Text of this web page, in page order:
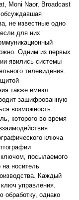
Moni Naor, Broadcast
обсуждавшая
не известные одно
для них
Одним из первых
явились системы
телевидения.
также имеют
зашифрованную
возможность
которого во время
ключа
посылаемого
носитель
Каждый
управления.
обработку, однако